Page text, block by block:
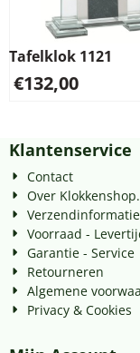
Tafelklok 1121
€132,00
Klantenservice
Contact
Over
Verzendinformatie
Voorraad -
Garantie - Service
Retourneren
Algemene
Privacy & Cookies